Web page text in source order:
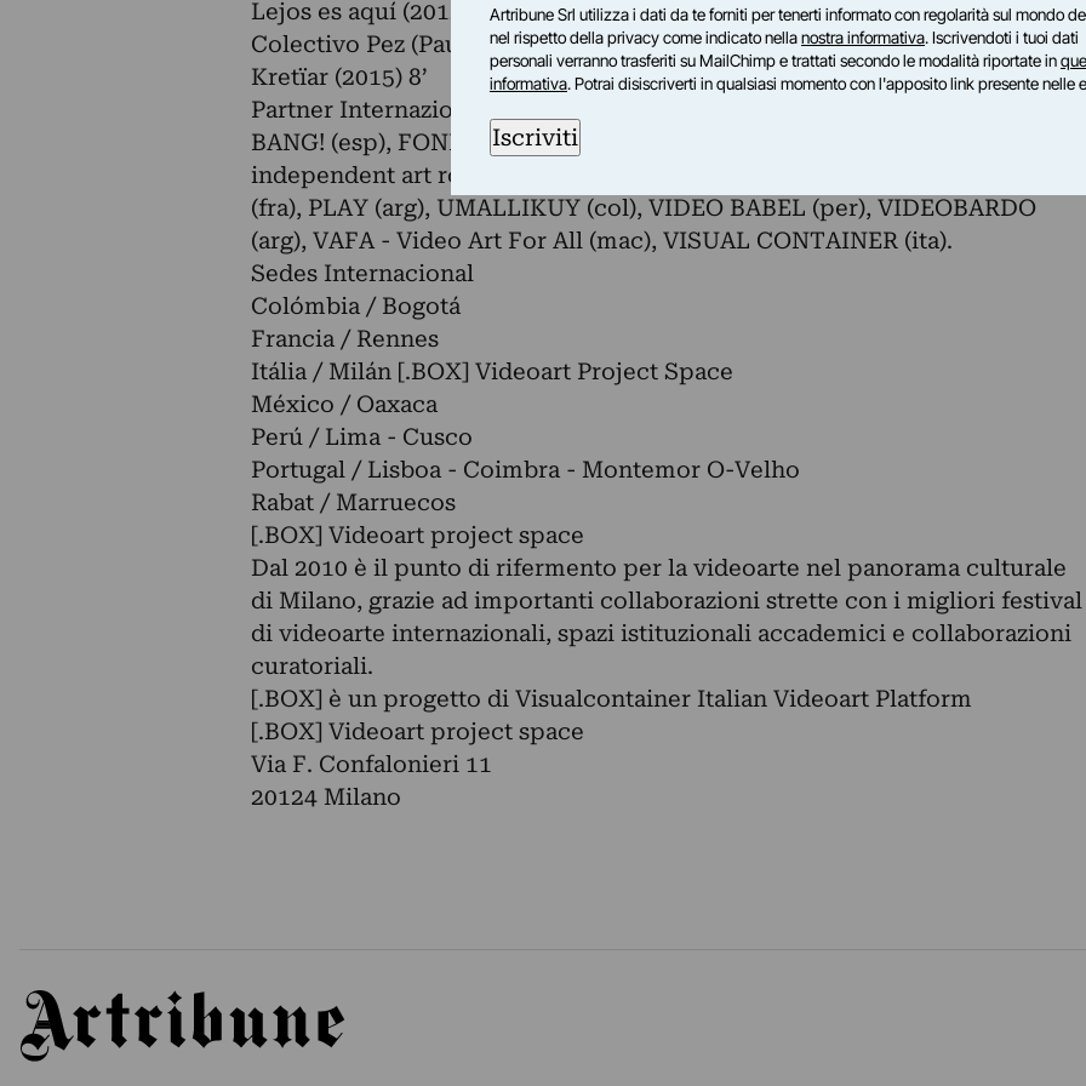
Lejos es aquí (2015) 6’07”
Colectivo Pez (Paula Bañuelos) (Spain)
Kretïar (2015) 8’
Partner Internazionali
BANG! (esp), FONLAD (por) FUSO (por), INTERFERENCE (hol), LE QUBE -
independent art room (mar), INSHADOW (por), OKULAR (méx), OODAAQ
(fra), PLAY (arg), UMALLIKUY (col), VIDEO BABEL (per), VIDEOBARDO
(arg), VAFA - Video Art For All (mac), VISUAL CONTAINER (ita).
Sedes Internacional
Colómbia / Bogotá
Francia / Rennes
Itália / Milán [.BOX] Videoart Project Space
México / Oaxaca
Perú / Lima - Cusco
Portugal / Lisboa - Coimbra - Montemor O-Velho
Rabat / Marruecos
[.BOX] Videoart project space
Dal 2010 è il punto di rifermento per la videoarte nel panorama culturale
di Milano, grazie ad importanti collaborazioni strette con i migliori festival
di videoarte internazionali, spazi istituzionali accademici e collaborazioni
curatoriali.
[.BOX] è un progetto di Visualcontainer Italian Videoart Platform
[.BOX] Videoart project space
Via F. Confalonieri 11
20124 Milano
Artribune
Artribune Srl utilizza i dati da te forniti per tenerti informato con regolarità sul mondo
nel rispetto della privacy come indicato nellanostra informativa. Iscrivendoti i tuoi dati
personali verranno trasferiti su MailChimp e trattati secondo le modalità riportate in
informativa. Potrai disiscriverti in qualsiasi momento con l'apposito link presente nelle
Iscriviti